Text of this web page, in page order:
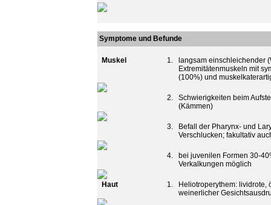
Symptome und Befunde
Muskel 1.
langsam einschleichender
Extremitätenmuskeln mit
(100%) und
2.
Schwierigkeiten beim
(Kämmen)
3.
Befall der Pharynx- und
Verschlucken; fakultativ
4.
bei juvenilen Formen 30-
Verkalkungen möglich
Haut 1.
Heliotroperythem: lividrote,
weinerlicher